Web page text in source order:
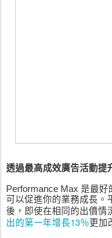
透過最高成效廣告活動提
Performance Max 是最
可以促進你的業務成長。
後，即使在相同的出價情
出的第一年增長13％更加